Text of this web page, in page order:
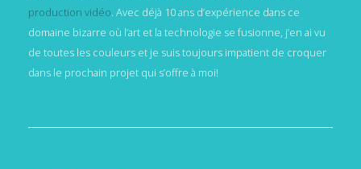
production vidéo. Avec déjà 10 ans d’expérience dans ce
domaine bizarre où l’art et la technologie se fusionne, j’en ai vu
de toutes les couleurs et je suis toujours impatient de croquer
dans le prochain projet qui s’offre à moi!